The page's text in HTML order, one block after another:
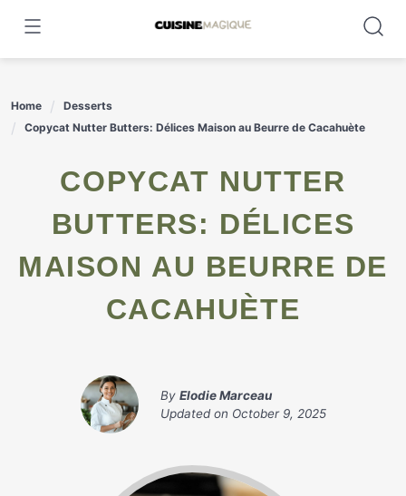
content
Home
Desserts
Copycat Nutter Butters: Délices Maison au Beurre de Cacahuète
COPYCAT NUTTER
BUTTERS: DÉLICES
MAISON AU BEURRE DE
CACAHUÈTE
By Elodie Marceau
Updated on October 9, 2025